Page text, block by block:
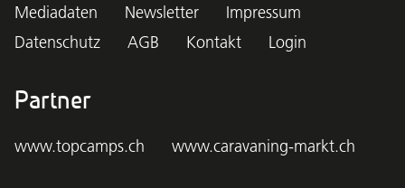
Mediadaten
Newsletter
Impressum
Datenschutz
AGB Kontakt Login
Partner
www.topcamps.ch www.caravaning-markt.ch